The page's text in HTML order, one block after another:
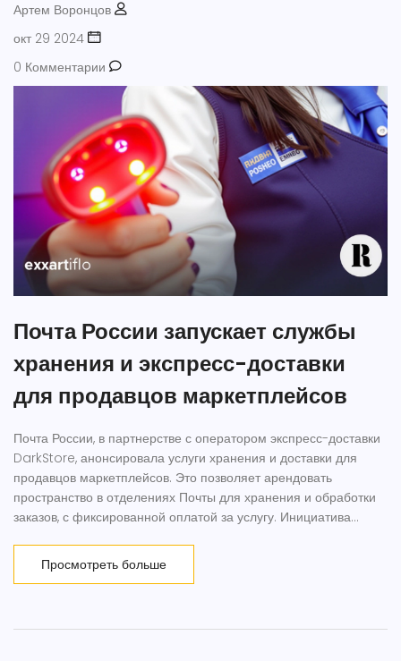
Артем Воронцов
окт 29 2024
0 Комментарии
Почта России запускает службы
хранения и экспресс-доставки
для продавцов маркетплейсов
Почта России, в партнерстве с оператором экспресс-доставки
DarkStore, анонсировала услуги хранения и доставки для
продавцов маркетплейсов. Это позволяет арендовать
пространство в отделениях Почты для хранения и обработки
заказов, с фиксированной оплатой за услугу. Инициатива
для продавцов всех уровней.
Просмотреть больше